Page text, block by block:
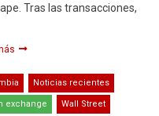
Tras las transacciones,
Noticias recientes
exchange Wall Street